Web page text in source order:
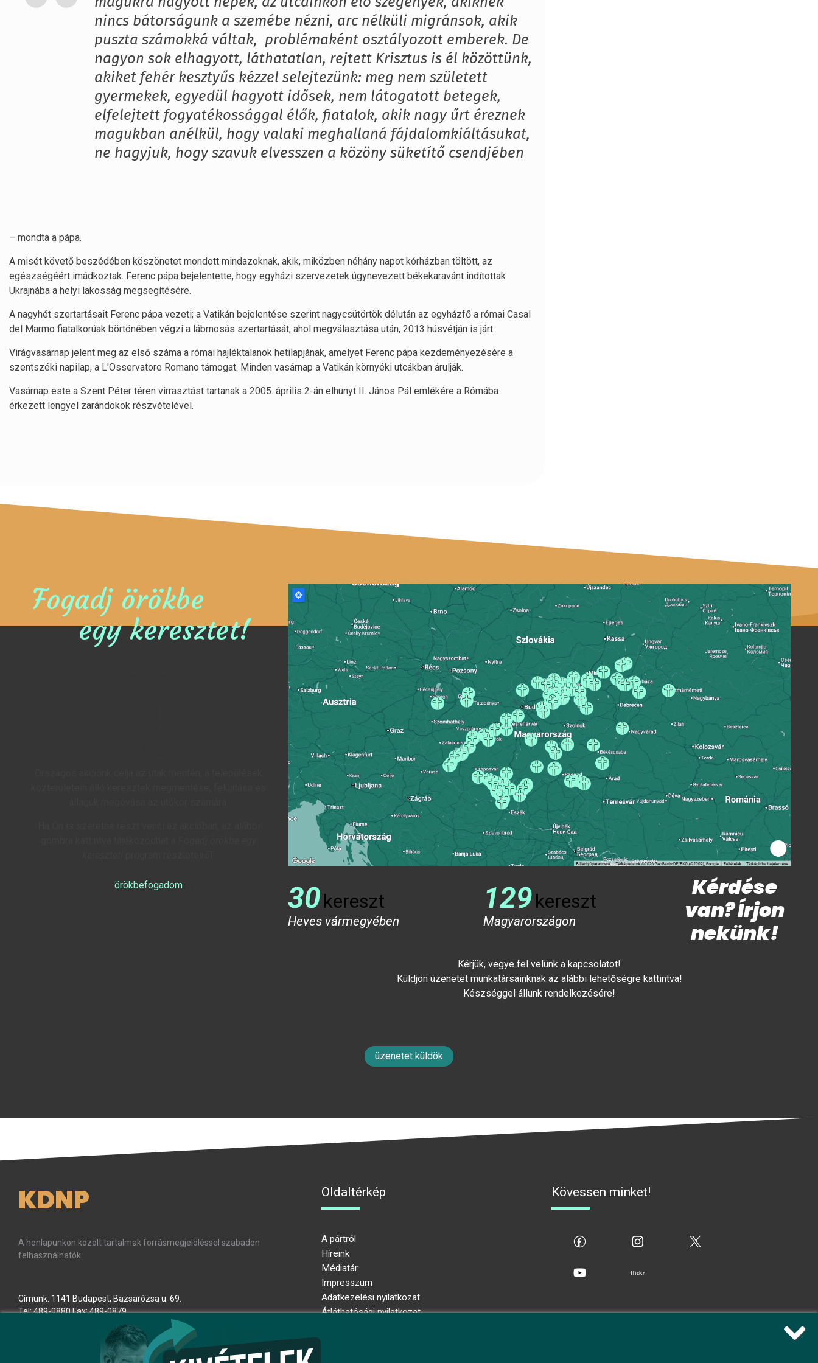
nincs bátorságunk a szemébe nézni, arc nélküli migránsok, akik
puszta számokká váltak, problémaként osztályozott emberek. De
nagyon sok elhagyott, láthatatlan, rejtett Krisztus is él közöttünk,
akiket fehér kesztyűs kézzel selejtezünk: meg nem született
gyermekek, egyedül hagyott idősek, nem látogatott betegek,
elfelejtett fogyatékossággal élők, fiatalok, akik nagy űrt éreznek
magukban anélkül, hogy valaki meghallaná fájdalomkiáltásukat,
ne hagyjuk, hogy szavuk elvesszen a közöny süketítő csendjében
– mondta a pápa.
A misét követő beszédében köszönetet mondott mindazoknak, akik, miközben néhány napot kórházban töltött, az
egészségéért imádkoztak. Ferenc pápa bejelentette, hogy egyházi szervezetek úgynevezett békekaravánt indítottak
Ukrajnába a helyi lakosság megsegítésére.
A nagyhét szertartásait Ferenc pápa vezeti; a Vatikán bejelentése szerint nagycsütörtök délután az egyházfő a római Casal
del Marmo fiatalkorúak börtönében végzi a lábmosás szertartását, ahol megválasztása után, 2013 húsvétján is járt.
Virágvasárnap jelent meg az első száma a római hajléktalanok hetilapjának, amelyet Ferenc pápa kezdeményezésére a
szentszéki napilap, a L'Osservatore Romano támogat. Minden vasárnap a Vatikán környéki utcákban árulják.
Vasárnap este a Szent Péter téren virrasztást tartanak a 2005. április 2-án elhunyt II. János Pál emlékére a Rómába
érkezett lengyel zarándokok részvételével.
Fogadj örökbe
egy keresztet!
örökbefogadom 30kereszt
Heves vármegyében
129kereszt
Magyarországon
Kérdése
van? Írjon
nekünk!
Kérjük, vegye fel velünk a kapcsolatot!
Küldjön üzenetet munkatársainknak az alábbi lehetőségre kattintva!
Készséggel állunk rendelkezésére!
üzenetet küldök
KDNP
A honlapunkon közölt tartalmak forrásmegjelöléssel szabadon
felhasználhatók.
Címünk: 1141 Budapest, Bazsarózsa u. 69.
Tel: 489-0880 Fax: 489-0879
hu(kdnp[at]kdnp[dot]hu)
Oldaltérkép
A pártról
Híreink
Médiatár
Impresszum
Adatkezelési nyilatkozat
Átláthatósági nyilatkozat
Kövessen minket!
flickr